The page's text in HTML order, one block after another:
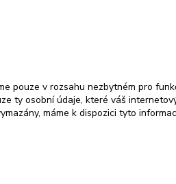
pouze v rozsahu nezbytném pro
ty osobní údaje, které váš
máme k dispozici tyto